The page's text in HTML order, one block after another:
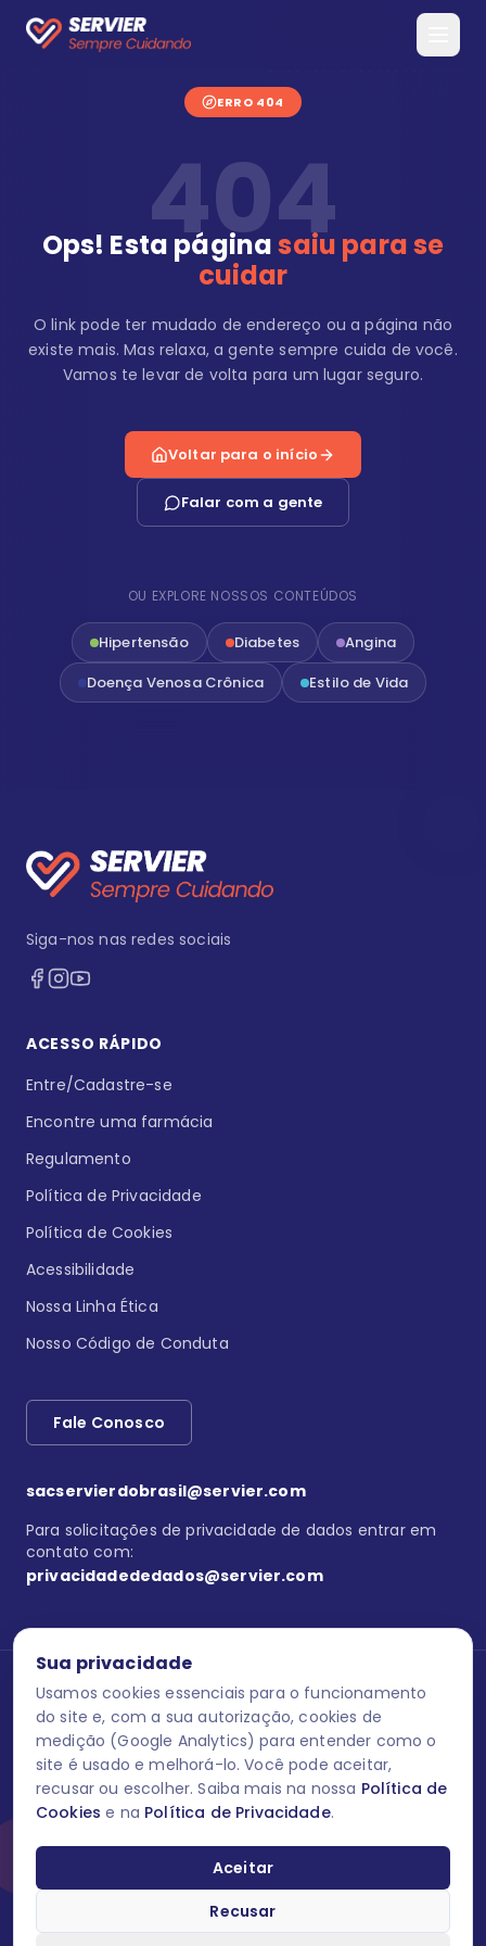
Sua privacidade
Usamos cookies essenciais para o funcionamento
do site e, com a sua autorização, cookies de
medição (Google Analytics) para entender como o
site é usado e melhorá-lo. Você pode aceitar,
recusar ou escolher. Saiba mais na nossa Política de
Cookies e na Política de Privacidade.
Aceitar
Recusar
ERRO 404
404
Ops! Esta páginasaiu para se
cuidar
O link pode ter mudado de endereço ou a página não
existe mais. Mas relaxa, a gente sempre cuida de você.
Vamos te levar de volta para um lugar seguro.
Voltar para o início
Falar com a gente
OU EXPLORE NOSSOS CONTEÚDOS
Hipertensão Diabetes
Angina
Doença Venosa Crônica
Estilo de Vida
Siga-nos nas redes sociais
ACESSO RÁPIDO
Entre/Cadastre-se
Encontre uma farmácia
Regulamento
Política de Privacidade
Política de Cookies
Acessibilidade
Nossa Linha Ética
Nosso Código de Conduta
Fale Conosco
sacservierdobrasil@servier.com
Para solicitações de privacidade de dados entrar em
contato com:
privacidadededados@servier.com
Se estiver no programa semprecuidando, comunique aquiuma
reação adversa com os produtos Servier. Este site contém
informações para o público leigo e para os profissionais de saúde
do Brasil habilitados a prescrever medicamentos. M-AS ONE-BR-
202606-00013 / Agosto 2026.
O laboratório Servier do Brasil respeita os seus dados! Caso deseje
dados pessoais você pode fazê-lo a qualquer momento entrando
em contato através do site www.semprecuidando.com.br na opção
fale conosco.